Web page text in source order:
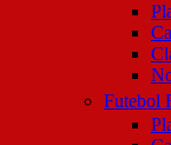
Futebol